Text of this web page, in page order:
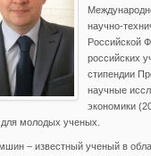
научно-
Российской
российских
стипендии
научные
экономики
для молодых ученых.
– известный ученый в